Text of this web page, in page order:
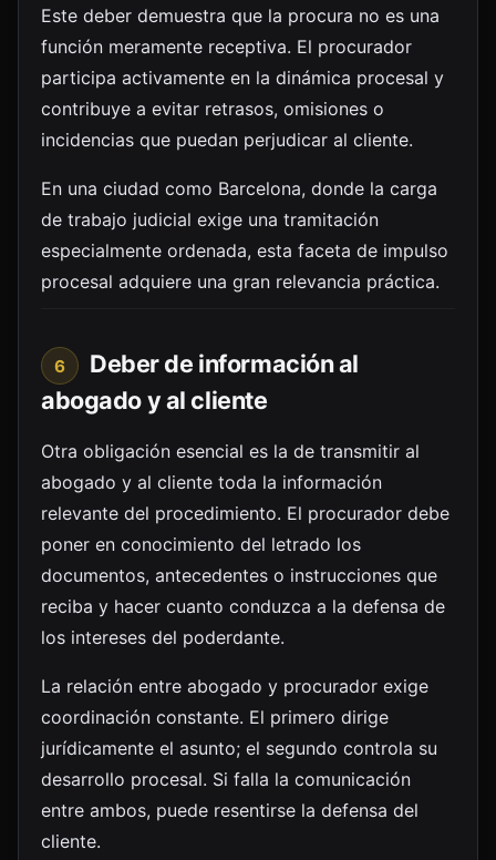
Este deber demuestra que la procura no es una
función meramente receptiva. El procurador
participa activamente en la dinámica procesal y
contribuye a evitar retrasos, omisiones o
incidencias que puedan perjudicar al cliente.
En una ciudad como Barcelona, donde la carga
de trabajo judicial exige una tramitación
especialmente ordenada, esta faceta de impulso
procesal adquiere una gran relevancia práctica.
6
Deber de información al
abogado y al cliente
Otra obligación esencial es la de transmitir al
abogado y al cliente toda la información
relevante del procedimiento. El procurador debe
poner en conocimiento del letrado los
documentos, antecedentes o instrucciones que
reciba y hacer cuanto conduzca a la defensa de
los intereses del poderdante.
La relación entre abogado y procurador exige
coordinación constante. El primero dirige
jurídicamente el asunto; el segundo controla su
desarrollo procesal. Si falla la comunicación
entre ambos, puede resentirse la defensa del
cliente.